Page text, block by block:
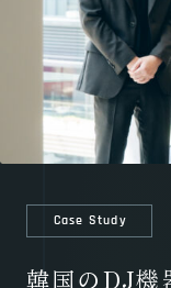
Case Study
韓国のDJ機